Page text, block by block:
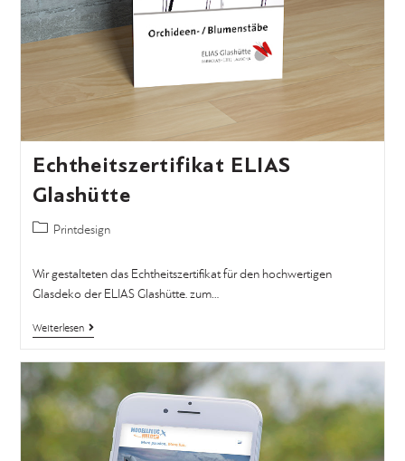
Echtheitszertifikat ELIAS
Glashütte
Printdesign
Wir gestalteten das Echtheitszertifikat für den hochwertigen
Glasdeko der ELIAS Glashütte. zum…
Weiterlesen